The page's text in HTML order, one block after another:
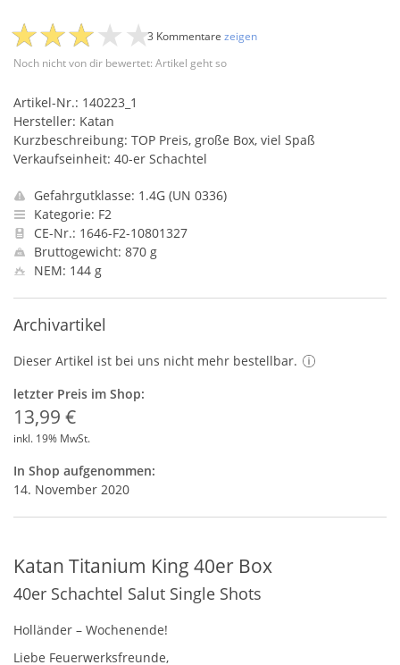
Noch nicht von dir bewertet: Artikel geht so
3 Kommentare zeigen
Artikel-Nr.: 140223_1
Hersteller: Katan
Kurzbeschreibung: TOP Preis, große Box, viel Spaß
Verkaufseinheit: 40-er Schachtel
Gefahrgutklasse: 1.4G (UN 0336)
Kategorie: F2
CE-Nr.: 1646-F2-10801327
Bruttogewicht: 870 g
NEM: 144 g
Archivartikel
Dieser Artikel ist bei uns nicht mehr bestellbar.
letzter Preis im Shop:
13,99 €
inkl. 19% MwSt.
In Shop aufgenommen:
14. November 2020
Katan Titanium King 40er Box
40er Schachtel Salut Single Shots
Holländer – Wochenende!
Liebe Feuerwerksfreunde,